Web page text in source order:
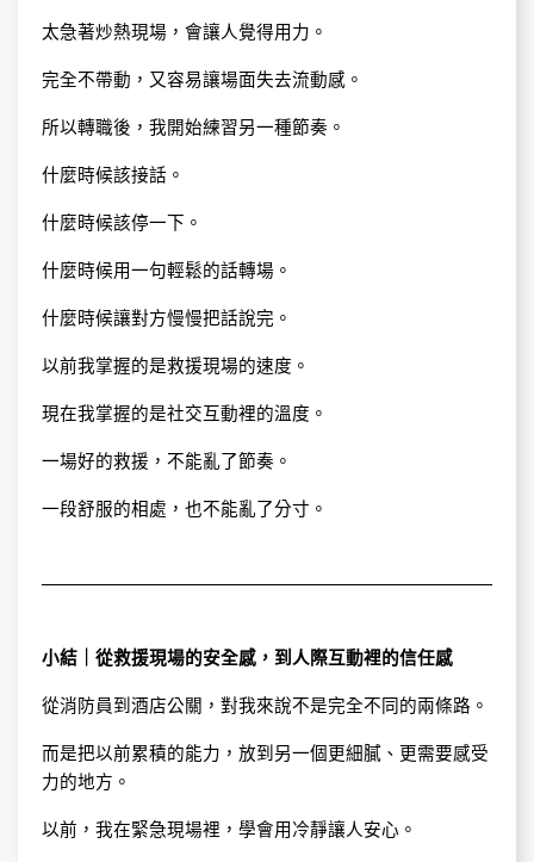
太急著炒熱現場，會讓人覺得用力。
完全不帶動，又容易讓場面失去流動感。
所以轉職後，我開始練習另一種節奏。
什麼時候該接話。
什麼時候該停一下。
什麼時候用一句輕鬆的話轉場。
什麼時候讓對方慢慢把話說完。
以前我掌握的是救援現場的速度。
現在我掌握的是社交互動裡的溫度。
一場好的救援，不能亂了節奏。
一段舒服的相處，也不能亂了分寸。
小結｜從救援現場的安全感，到人際互動裡的信任感
從消防員到酒店公關，對我來說不是完全不同的兩條路。
而是把以前累積的能力，放到另一個更細膩、更需要感受
力的地方。
以前，我在緊急現場裡，學會用冷靜讓人安心。